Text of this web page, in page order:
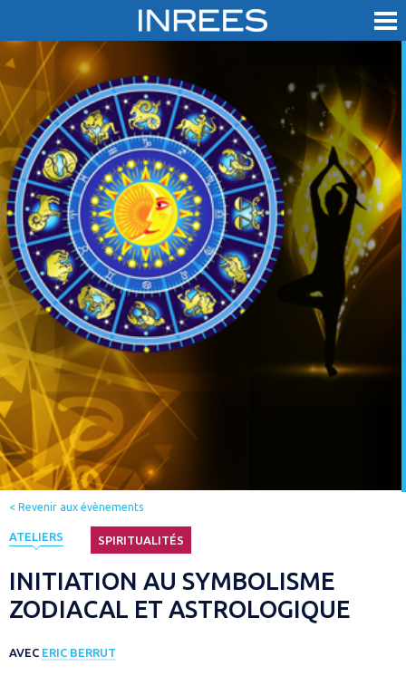
< Revenir aux évènements
ATELIERS SPIRITUALITÉS
INITIATION AU SYMBOLISME
ZODIACAL ET ASTROLOGIQUE
AVEC ERIC BERRUT